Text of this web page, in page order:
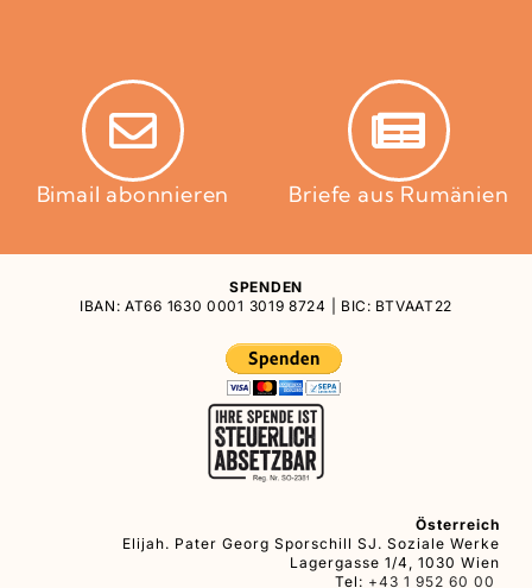
Bimail abonnieren Briefe aus Rumänien
SPENDEN
IBAN: AT66 1630 0001 3019 8724 | BIC: BTVAAT22
Österreich
Elijah. Pater Georg Sporschill SJ. Soziale Werke
Lagergasse 1/4, 1030 Wien
Tel: +43 1 952 60 00